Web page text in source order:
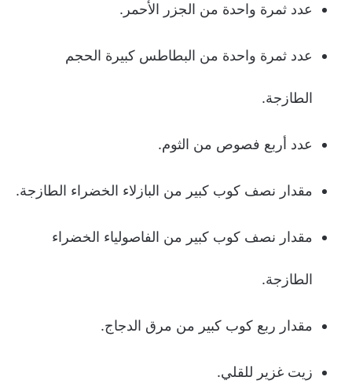
عدد ثمرة واحدة من الجزر الأحمر.
عدد ثمرة واحدة من البطاطس كبيرة الحجم
الطازجة.
عدد أربع فصوص من الثوم.
مقدار نصف كوب كبير من البازلاء الخضراء الطازجة.
مقدار نصف كوب كبير من الفاصولياء الخضراء
الطازجة.
مقدار ربع كوب كبير من مرق الدجاج.
زيت غزير للقلي.